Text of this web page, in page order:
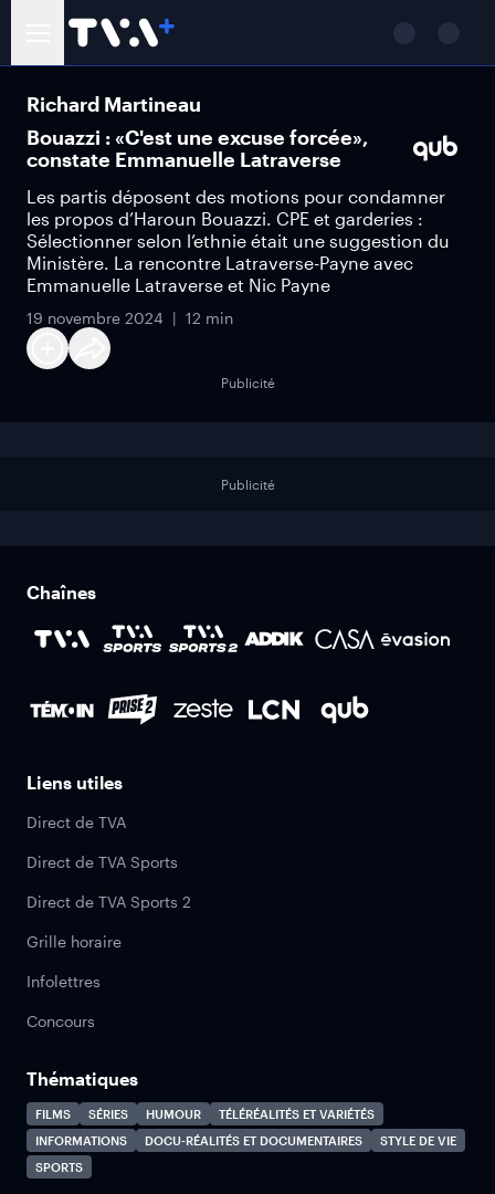
Richard Martineau
Bouazzi : «C'est une excuse forcée»,
constate Emmanuelle Latraverse
Les partis déposent des motions pour condamner
les propos d’Haroun Bouazzi. CPE et garderies :
Sélectionner selon l’ethnie était une suggestion du
Ministère. La rencontre Latraverse-Payne avec
Emmanuelle Latraverse et Nic Payne
19 novembre 2024 12 min
Publicité
Publicité
Chaînes
Liens utiles
Direct de TVA
Direct de TVA Sports
Direct de TVA Sports 2
Grille horaire
Infolettres
Concours
Thématiques
FILMS SÉRIES HUMOUR
TÉLÉRÉALITÉS ET VARIÉTÉS
INFORMATIONS
DOCU-RÉALITÉS ET DOCUMENTAIRES
STYLE DE VIE
SPORTS